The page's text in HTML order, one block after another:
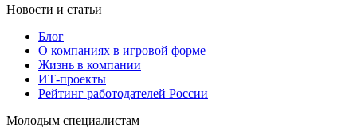
Новости и статьи
Блог
О компаниях в игровой форме
Жизнь в компании
ИТ-проекты
Рейтинг работодателей России
Молодым специалистам